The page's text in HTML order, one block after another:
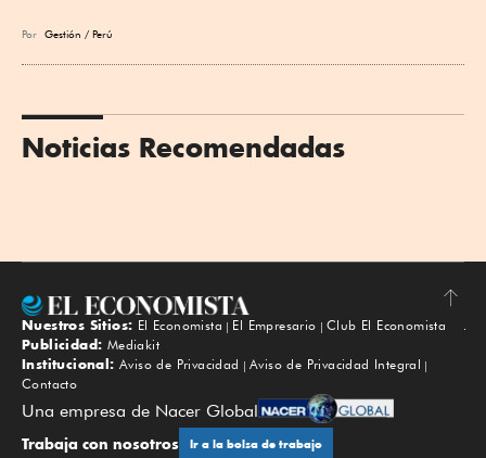
Por Gestión / Perú
Noticias Recomendadas
Subir
Nuestros Sitios: El Economista El Empresario
Club El Economista
Publicidad: Mediakit
Institucional: Aviso de Privacidad
Aviso de Privacidad Integral
Contacto
Una empresa de Nacer Global
Trabaja con nosotros Ir a la bolsa de trabajo